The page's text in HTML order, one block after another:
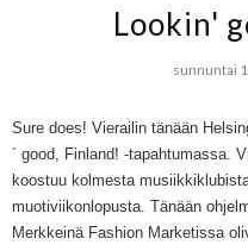
Lookin'
sunnuntai
Sure does! Vierailin tänään
´ good, Finland! -tapahtumassa.
koostuu kolmesta
muotiviikonlopusta. Tänään
Merkkeinä Fashion Marketissa